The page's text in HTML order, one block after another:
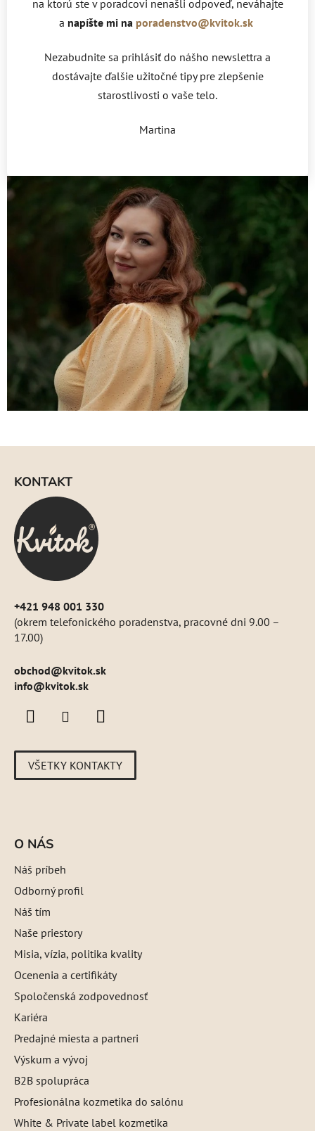
na ktorú ste v poradcovi nenašli odpoveď, neváhajte
a napíšte mi na poradenstvo@kvitok.sk
Nezabudnite sa prihlásiť do nášho newslettra a
dostávajte ďalšie užitočné tipy pre zlepšenie
starostlivosti o vaše telo.
Martina
KONTAKT
+421 948 001 330
(okrem telefonického poradenstva, pracovné dni 9.00 –
17.00)
obchod@kvitok.sk
info@kvitok.sk
VŠETKY KONTAKTY
O NÁS
Náš príbeh
Odborný profil
Náš tím
Naše priestory
Misia, vízia, politika kvality
Ocenenia a certifikáty
Spoločenská zodpovednosť
Kariéra
Predajné miesta a partneri
Výskum a vývoj
B2B spolupráca
Profesionálna kozmetika do salónu
White & Private label kozmetika